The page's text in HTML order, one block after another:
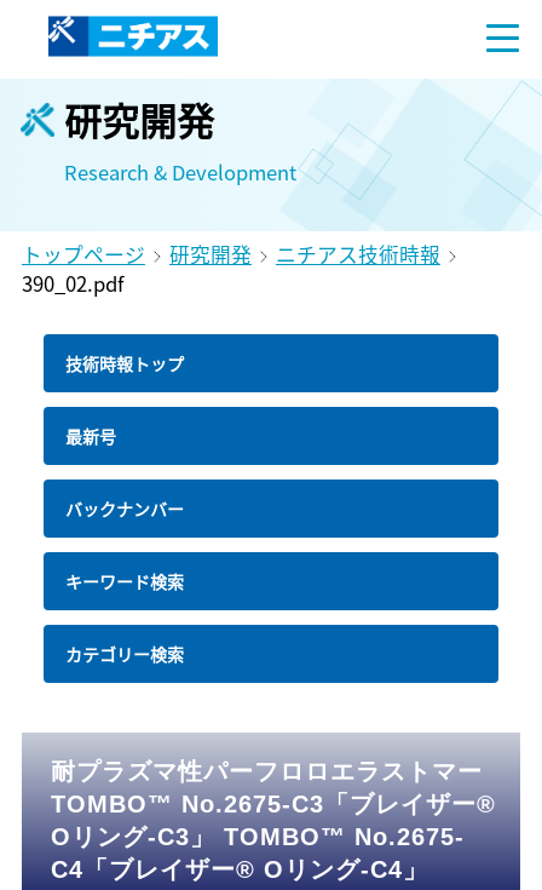
研究開発
Research & Development
トップページ 研究開発
ニチアス技術時報
390_02.pdf
技術時報トップ
最新号
バックナンバー
キーワード検索
カテゴリー検索
耐プラズマ性パーフロロエラストマー
TOMBO™ No.2675-C3「ブレイザー®
Oリング-C3」 TOMBO™ No.2675-
C4「ブレイザー® Oリング-C4」